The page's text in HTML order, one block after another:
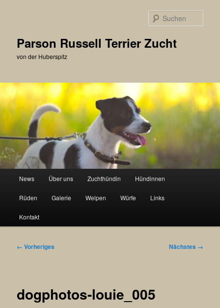
Parson Russell Terrier Zucht
von der Huberspitz
News Über uns Zuchthündin Hündinnen
Rüden Galerie Welpen Würfe Links
Kontakt
Bilder-
← Vorheriges Nächstes →
dogphotos-louie_005